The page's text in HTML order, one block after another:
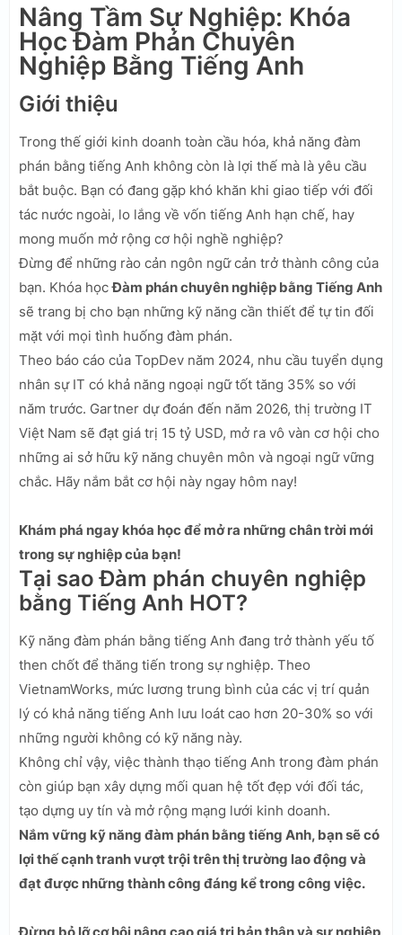
Nâng Tầm Sự Nghiệp: Khóa
Học Đàm Phán Chuyên
Nghiệp Bằng Tiếng Anh
Giới thiệu
Trong thế giới kinh doanh toàn cầu hóa, khả năng đàm
phán bằng tiếng Anh không còn là lợi thế mà là yêu cầu
bắt buộc. Bạn có đang gặp khó khăn khi giao tiếp với đối
tác nước ngoài, lo lắng về vốn tiếng Anh hạn chế, hay
mong muốn mở rộng cơ hội nghề nghiệp?
Đừng để những rào cản ngôn ngữ cản trở thành công của
bạn. Khóa họcĐàm phán chuyên nghiệp bằng Tiếng Anh
sẽ trang bị cho bạn những kỹ năng cần thiết để tự tin đối
mặt với mọi tình huống đàm phán.
Theo báo cáo của TopDev năm 2024, nhu cầu tuyển dụng
nhân sự IT có khả năng ngoại ngữ tốt tăng 35% so với
năm trước. Gartner dự đoán đến năm 2026, thị trường IT
Việt Nam sẽ đạt giá trị 15 tỷ USD, mở ra vô vàn cơ hội cho
những ai sở hữu kỹ năng chuyên môn và ngoại ngữ vững
chắc. Hãy nắm bắt cơ hội này ngay hôm nay!
Khám phá ngay khóa học để mở ra những chân trời mới
trong sự nghiệp của bạn!
Tại sao Đàm phán chuyên nghiệp
bằng Tiếng Anh HOT?
Kỹ năng đàm phán bằng tiếng Anh đang trở thành yếu tố
then chốt để thăng tiến trong sự nghiệp. Theo
VietnamWorks, mức lương trung bình của các vị trí quản
lý có khả năng tiếng Anh lưu loát cao hơn 20-30% so với
những người không có kỹ năng này.
Không chỉ vậy, việc thành thạo tiếng Anh trong đàm phán
còn giúp bạn xây dựng mối quan hệ tốt đẹp với đối tác,
tạo dựng uy tín và mở rộng mạng lưới kinh doanh.
Nắm vững kỹ năng đàm phán bằng tiếng Anh, bạn sẽ có
lợi thế cạnh tranh vượt trội trên thị trường lao động và
đạt được những thành công đáng kể trong công việc.